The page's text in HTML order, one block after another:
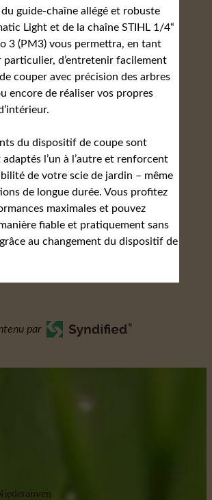
du guide-chaîne allégé et robuste
Light et de la chaîne STIHL 1/4“
3 (PM3) vous permettra, en tant
particulier, d’entretenir facilement
couper avec précision des arbres
encore de réaliser vos propres
du dispositif de coupe sont
l’un à l’autre et renforcent
de votre scie de jardin – même
de longue durée. Vous profitez
maximales et pouvez
fiable et pratiquement sans
au changement du dispositif de
par